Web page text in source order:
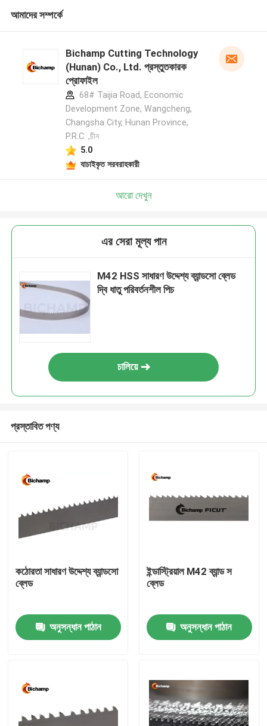
পণ্য
আমাদের সম্পর্কে
আমাদের সম্পর্কে
Bichamp Cutting Technology
(Hunan) Co., Ltd. প্রস্তুতকারক
প্রোফাইল
68# Taijia Road, Economic
Development Zone, Wangcheng,
Changsha City, Hunan Province,
P.R.C. ,চীন
5.0
যাচাইকৃত সরবরাহকারী
আরো দেখুন
এর সেরা মূল্য পান
M42 HSS সাধারণ উদ্দেশ্য ব্যান্ডসো ব্লেড
দ্বি ধাতু পরিবর্তনশীল পিচ
চালিয়ে
প্রস্তাবিত পণ্য
কঠোরতা সাধারণ উদ্দেশ্য ব্যান্ডসো
ব্লেড
অনুসন্ধান পাঠান
ইন্ডাস্ট্রিয়াল M42 ব্যান্ড স
ব্লেড
অনুসন্ধান পাঠান